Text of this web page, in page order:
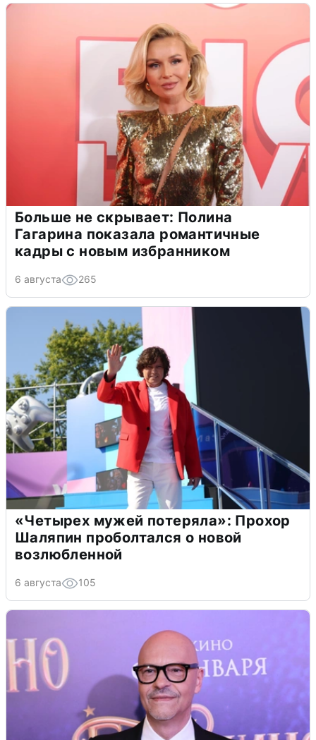
Больше не скрывает: Полина
Гагарина показала романтичные
кадры с новым избранником
6 августа 265
«Четырех мужей потеряла»: Прохор
Шаляпин проболтался о новой
возлюбленной
6 августа 105